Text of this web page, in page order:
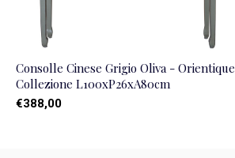
Consolle Cinese Grigio Oliva - Orientique
Collezione L100xP26xA80cm
€388,00